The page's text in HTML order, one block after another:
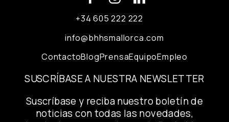
+34 605 222 222
info@bhhsmallorca.com
ContactoBlogPrensaEquipoEmpleo
SUSCRÍBASE A NUESTRA NEWSLETTER
Suscríbase y reciba nuestro boletín de
noticias con todas las novedades,